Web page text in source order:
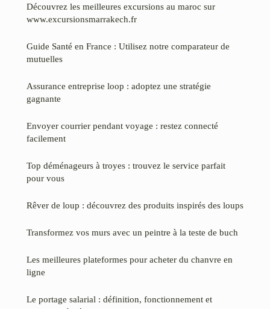
Découvrez les meilleures excursions au maroc sur
www.excursionsmarrakech.fr
Guide Santé en France : Utilisez notre comparateur de
mutuelles
Assurance entreprise loop : adoptez une stratégie
gagnante
Envoyer courrier pendant voyage : restez connecté
facilement
Top déménageurs à troyes : trouvez le service parfait
pour vous
Rêver de loup : découvrez des produits inspirés des loups
Transformez vos murs avec un peintre à la teste de buch
Les meilleures plateformes pour acheter du chanvre en
ligne
Le portage salarial : définition, fonctionnement et